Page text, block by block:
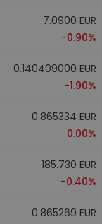
7.0900 EUR
-0.90%
0.140409000 EUR
-1.90%
0.865334 EUR
0.00%
185.730 EUR
-0.40%
0.865269 EUR